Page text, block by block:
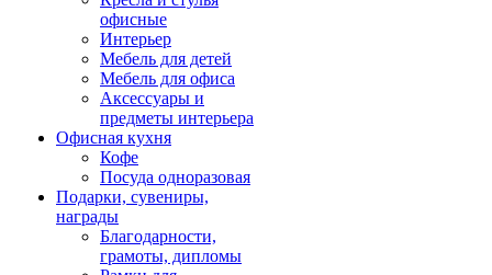
офисные
Интерьер
Мебель для детей
Мебель для офиса
Аксессуары и
предметы интерьера
Офисная кухня
Кофе
Посуда одноразовая
Подарки, сувениры,
награды
Благодарности,
грамоты, дипломы